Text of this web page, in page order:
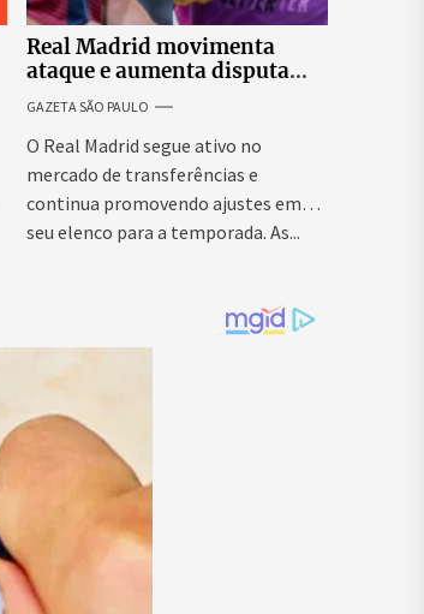
Real Madrid movimenta
ataque e aumenta disputa
por espaço para Endrick
GAZETA SÃO PAULO
O Real Madrid segue ativo no
mercado de transferências e
continua promovendo ajustes em
seu elenco para a temporada. As...